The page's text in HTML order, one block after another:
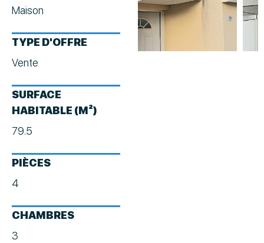
Maison
TYPE D'OFFRE
Vente
SURFACE
HABITABLE (M²)
79.5
PIÈCES
4
CHAMBRES
3